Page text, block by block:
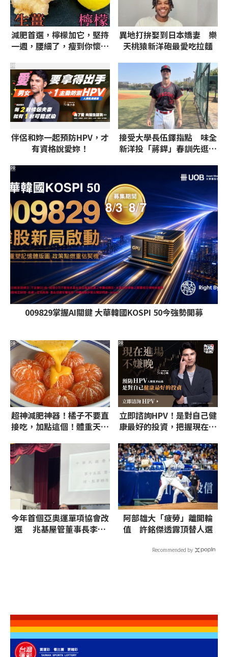
減肥首選，檸檬加它，堅持
一週，腰細了，瘦到你懷疑
異地打拚娶到日本嬌妻 樂
天桃猿新洋砲最愛吃拉麵
伴侶和妳一起預防HPV，才
有資格說愛妳！
PR
接受大學長伍鐸指點 味全
新洋投「蔣銲」春訓先逛斗
009829掌握AI關鍵 大華韓國KOSPI 50今強勢開募
PR
超神減肥神器！橘子不要直
接吃，加點這個！體重天天
PR
立即諮詢HPV！是對自己健
康最好的投資，把握現在不
PR
今年首個亞奧運單項協會改
選 兆基屋管董事長李建
阿部雄大「疲勞」離開輪
值 許銘傑透露頂替人選
Recommended by